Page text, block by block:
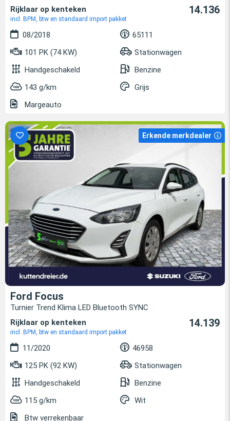
Rijklaar op kenteken
incl. BPM, btw en standaard import pakket
14.136
08/2018
65111
101 PK (74 KW)
Stationwagen
Handgeschakeld
Benzine
143 g/km
Grijs
Margeauto
Erkende merkdealer
Ford Focus
Turnier Trend Klima LED Bluetooth SYNC
Rijklaar op kenteken
incl. BPM, btw en standaard import pakket
14.139
11/2020
46958
125 PK (92 KW)
Stationwagen
Handgeschakeld
Benzine
115 g/km
Wit
Btw verrekenbaar